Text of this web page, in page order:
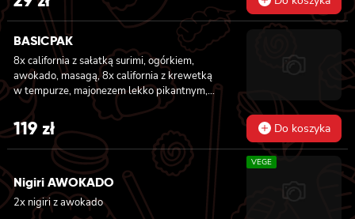
BASICPAK
8x california z sałatką surimi, ogórkiem,
awokado, masagą, 8x california z krewetką
w tempurze, majonezem lekko pikantnym,
ogórkiem, sezamem i masago, 6x futomaki z
tuńczykiem, majonezem lekko pikantnym,
awokado, ogórkiem i sałatą, 6x futomaki z
pieczonym łososiem, ogórkiem, majonezem
lekko pikantnym, masago i sałatą, 6x
futomaki z krewetką w tempurze, ogórkiem,
sałatą i majonezem lekko pikantnym, 8x maki
z kanpyo
119 zł Do koszyka
Nigiri AWOKADO
2x nigiri z awokado
VEGE